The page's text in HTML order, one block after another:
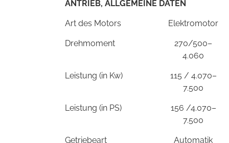
ANTRIEB, ALLGEMEINE DATEN
Art des Motors Elektromotor
Drehmoment
270/500–
4.060
Leistung (in Kw)
115 / 4.070–
7.500
Leistung (in PS)
156 /4.070–
7.500
Getriebeart Automatik